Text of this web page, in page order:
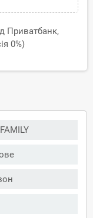
Приватбанк,
0%)